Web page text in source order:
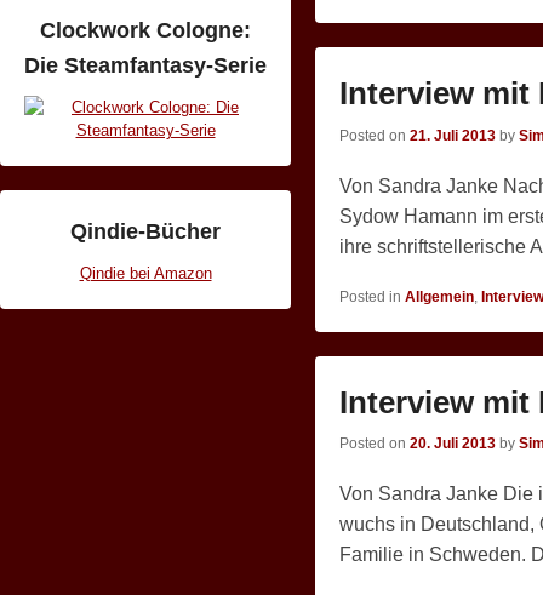
Interview mit
Posted on 21. Juli 2013 by
Von Sandra Janke
Sydow Hamann im
ihre schriftstellerische
Posted in Allgemein
Interview mit
Posted on 20. Juli 2013 by
Von Sandra Janke Die
wuchs in Deutschland,
Familie in Schweden.
Clockwork Cologne:
Die Steamfantasy-Serie
Qindie-Bücher
Qindie bei Amazon